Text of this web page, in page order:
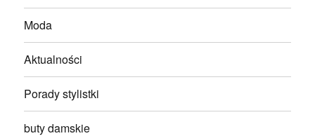
Moda
Aktualności
Porady stylistki
buty damskie